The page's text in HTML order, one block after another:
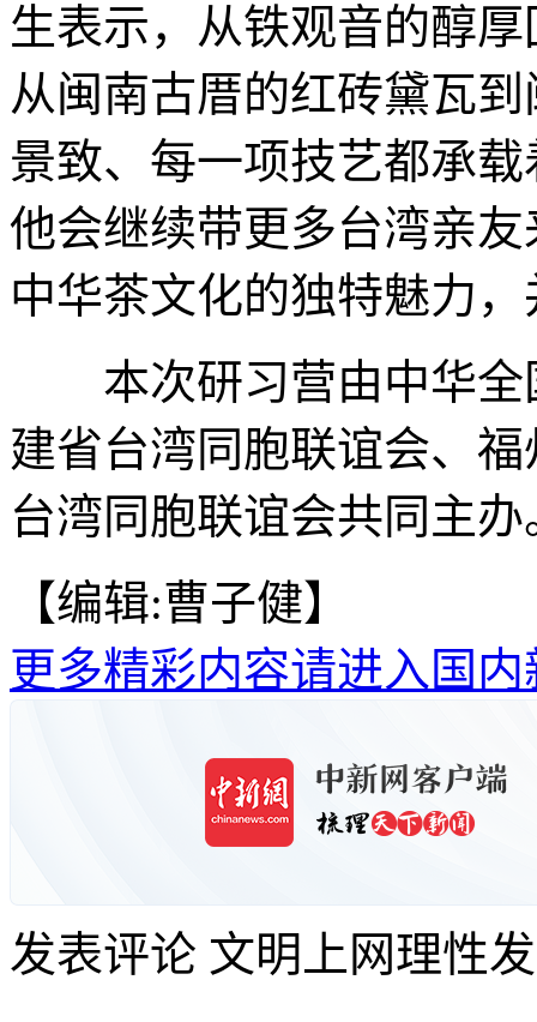
生表示，从铁观音的醇
从闽南古厝的红砖黛瓦
景致、每一项技艺都承
他会继续带更多台湾亲
中华茶文化的独特魅力
本次研习营由中华全
建省台湾同胞联谊会、
台湾同胞联谊会共同主办
【编辑:曹子健】
更多精彩内容请进入国内
发表评论 文明上网理性